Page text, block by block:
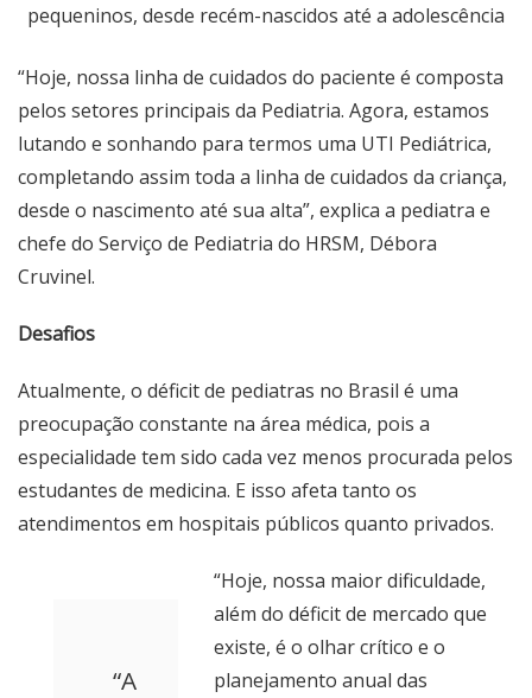
pequeninos, desde recém-nascidos até a adolescência
“Hoje, nossa linha de cuidados do paciente é composta
pelos setores principais da Pediatria. Agora, estamos
lutando e sonhando para termos uma UTI Pediátrica,
completando assim toda a linha de cuidados da criança,
desde o nascimento até sua alta”, explica a pediatra e
chefe do Serviço de Pediatria do HRSM, Débora
Cruvinel.
Desafios
Atualmente, o déficit de pediatras no Brasil é uma
preocupação constante na área médica, pois a
especialidade tem sido cada vez menos procurada pelos
estudantes de medicina. E isso afeta tanto os
atendimentos em hospitais públicos quanto privados.
“A
“Hoje, nossa maior dificuldade,
além do déficit de mercado que
existe, é o olhar crítico e o
planejamento anual das